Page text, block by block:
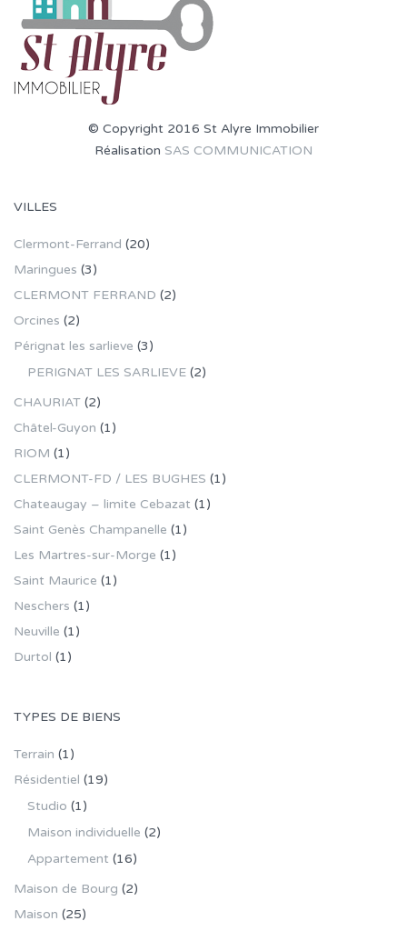
© Copyright 2016 St Alyre Immobilier
Réalisation SAS COMMUNICATION
VILLES
Clermont-Ferrand (20)
Maringues (3)
CLERMONT FERRAND (2)
Orcines (2)
Pérignat les sarlieve (3)
PERIGNAT LES SARLIEVE (2)
CHAURIAT (2)
Châtel-Guyon (1)
RIOM (1)
CLERMONT-FD / LES BUGHES (1)
Chateaugay – limite Cebazat (1)
Saint Genès Champanelle (1)
Les Martres-sur-Morge (1)
Saint Maurice (1)
Neschers (1)
Neuville (1)
Durtol (1)
TYPES DE BIENS
Terrain (1)
Résidentiel (19)
Studio (1)
Maison individuelle (2)
Appartement (16)
Maison de Bourg (2)
Maison (25)